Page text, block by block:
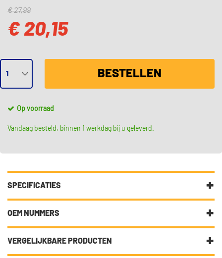
€ 27,99
€ 20,15
BESTELLEN
Op voorraad
Vandaag besteld, binnen 1 werkdag bij u geleverd.
SPECIFICATIES
Fabrikantcode
Merk Febi Bilstein
OEM NUMMERS
Audi
VERGELIJKBARE PRODUCTEN